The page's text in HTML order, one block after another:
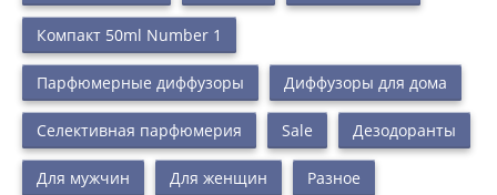
Компакт 50ml Number 1
Парфюмерные диффузоры Диффузоры для дома
Селективная парфюмерия Sale Дезодоранты
Для мужчин Для женщин Разное